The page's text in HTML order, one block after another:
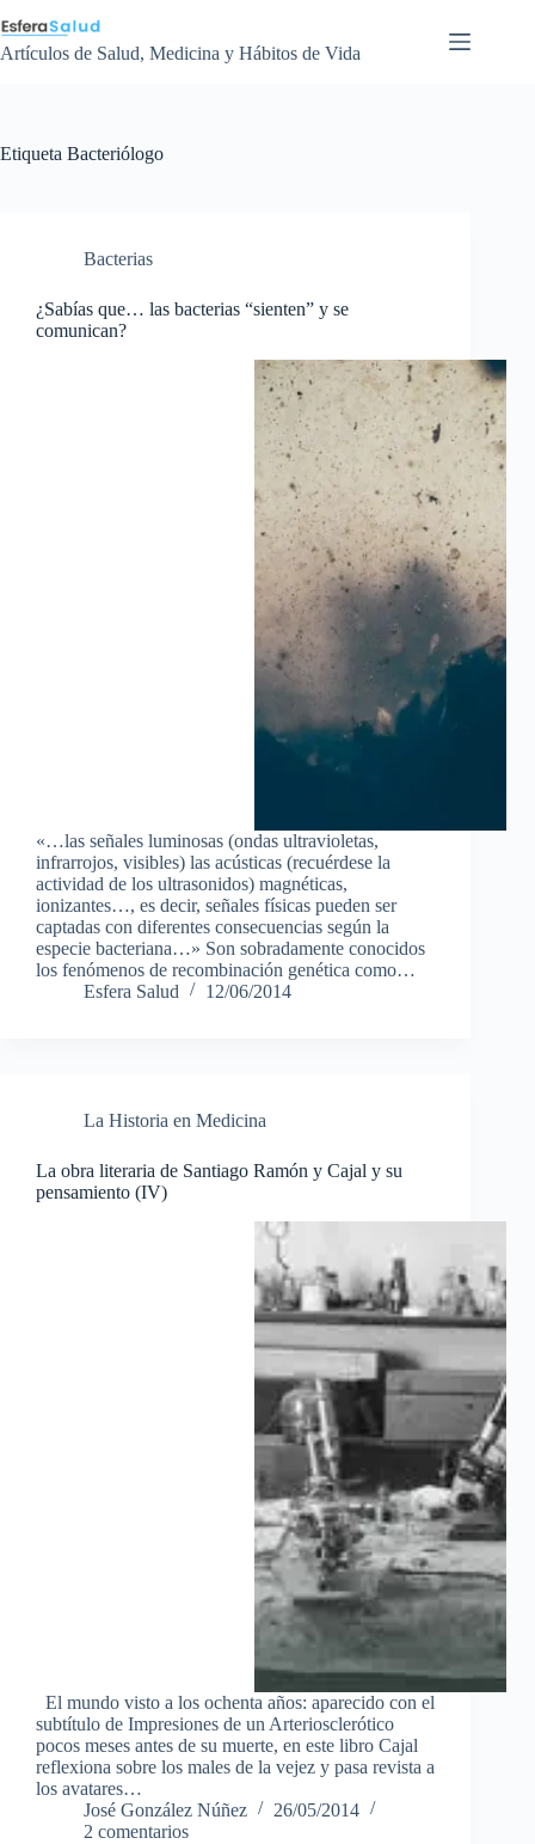
al
contenido
Artículos de Salud, Medicina y Hábitos de Vida
Etiqueta Bacteriólogo
Bacterias
¿Sabías que… las bacterias “sienten” y se
comunican?
«…las señales luminosas (ondas ultravioletas,
infrarrojos, visibles) las acústicas (recuérdese la
actividad de los ultrasonidos) magnéticas,
ionizantes…, es decir, señales físicas pueden ser
captadas con diferentes consecuencias según la
especie bacteriana…» Son sobradamente conocidos
los fenómenos de recombinación genética como…
Esfera Salud
12/06/2014
La Historia en Medicina
La obra literaria de Santiago Ramón y Cajal y su
pensamiento (IV)
El mundo visto a los ochenta años: aparecido con el
subtítulo de Impresiones de un Arteriosclerótico
pocos meses antes de su muerte, en este libro Cajal
reflexiona sobre los males de la vejez y pasa revista a
los avatares…
José González Núñez
26/05/2014
2 comentarios